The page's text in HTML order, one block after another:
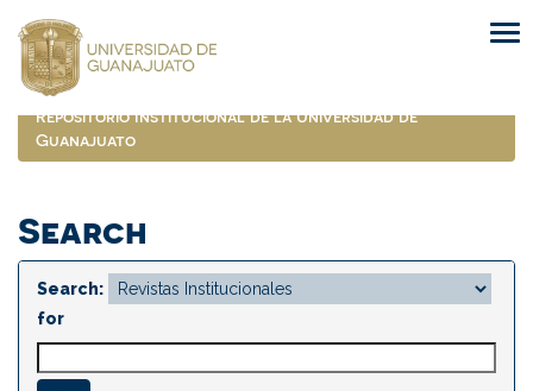
navigation
Repositorio Institucional de la Universidad de
Guanajuato
Search
Search:
for